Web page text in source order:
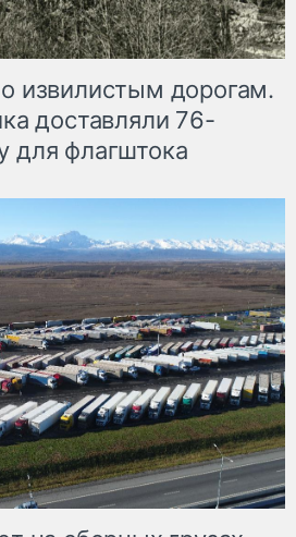
извилистым дорогам.
доставляли 76-
для флагштока